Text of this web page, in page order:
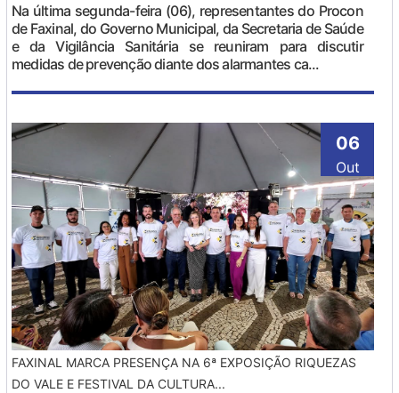
Na última segunda-feira (06), representantes do Procon
de Faxinal, do Governo Municipal, da Secretaria de Saúde
e da Vigilância Sanitária se reuniram para discutir
medidas de prevenção diante dos alarmantes ca...
06
Out
FAXINAL MARCA PRESENÇA NA 6ª EXPOSIÇÃO RIQUEZAS
DO VALE E FESTIVAL DA CULTURA...